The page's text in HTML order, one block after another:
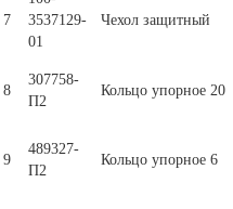
7
3537129-
01
Чехол защитный
8
307758-
П2
Кольцо упорное 20
9
489327-
П2
Кольцо упорное 6